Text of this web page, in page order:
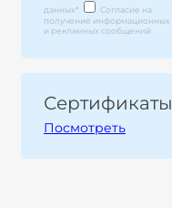
данных*
Согласие на
получение информационных
и рекламных сообщений
Сертификаты
Посмотреть